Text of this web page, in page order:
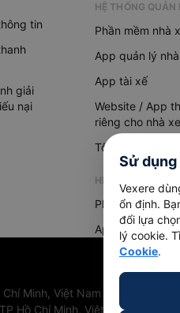
tin
giải
nại
HỆ THỐNG QUẢN
Phần mềm nhà
App quản lý
App tài xế
Website / App
riêng cho nhà xe
Tổng đài AI
HỆ THỐNG QUẢN
Phần mềm
App quản lý
Minh, Việt Nam
Hồ Chí Minh, Việt Nam
Sử
Vexere
ổn định.
đổi lựa
lý cookie.
Cookie.